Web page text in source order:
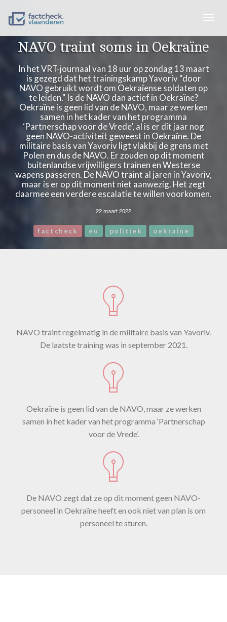
NAVO traint soms in Oekraïne
In het VRT-journaal van 18 uur op zondag 13 maart
is gezegd dat het trainingskamp Yavoriv “door
NAVO gebruikt wordt om Oekraïense soldaten op
te leiden." Is de NAVO dan actief in Oekraïne?
Oekraïne is geen lid van de NAVO, maar ze werken
samen in het kader van het programma
‘Partnerschap voor de Vrede’, al is er dit jaar nog
geen NAVO-activiteit geweest in Oekraïne. De
militaire basis van Yavoriv ligt vlakbij de grens met
Polen en dus de NAVO. Er zouden op dit moment
buitenlandse vrijwilligers trainen en Westerse
wapens passeren. De NAVO traint al jaren in Yavoriv,
maar is er op dit moment niet aanwezig. Het zegt
daarmee een verdere escalatie te willen voorkomen.
22 maart 2022
factcheck eu politiek oekraine
NAVO traint regelmatig in de militaire basis van Yavoriv.
De laatste training was in september 2021.
Oekraïne is geen lid van de NAVO, maar ze werken
samen in het kader van het programma ‘Partnerschap
voor de Vrede’.
De NAVO zegt dat ze op dit moment geen NAVO-
personeel in Oekraïne heeft en ook niet van plan is om
personeel te sturen.